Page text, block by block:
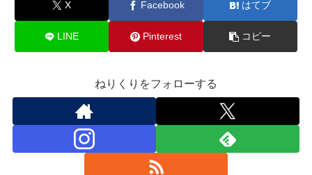
X Facebook はてブ
LINE Pinterest コピー
ねりくりをフォローする